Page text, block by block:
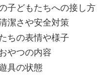
子どもたちへの接し方
潔さや安全対策
ちの表情や様子
やつの内容
具の状態